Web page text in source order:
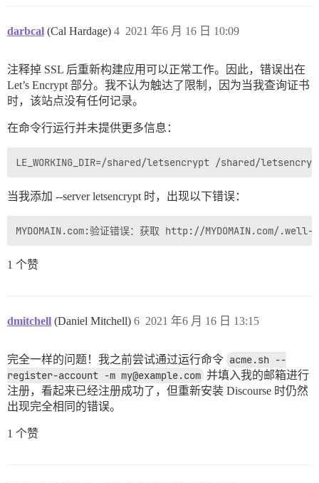
darbcal (Cal Hardage) 2021 年6 月 16 日 10:09
4
注释掉 SSL 后重新构建应用可以正常工作。因此，错误出在
Let’s Encrypt 部分。我不认为触达了限制，因为当我查询证书
时，该站点没有任何记录。
在命令行运行并未提供更多信息：
当我添加 --server letsencrypt 时，出现以下错误：
1 个赞
dmitchell (Daniel Mitchell) 2021 年6 月 16 日 13:15
6
完全一样的问题！我之前尝试通过运行命令 acme.sh --
register-account -m my@example.com 并填入我的邮箱进行
注册，看起来已经注册成功了，但重新安装 Discourse 时仍然
出现完全相同的错误。
1 个赞